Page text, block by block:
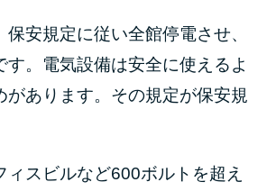
安規定に従い全館停電させ、
す。電気設備は安全に使えるよ
があります。その規定が保安規
ィスビルなど600ボルトを超え